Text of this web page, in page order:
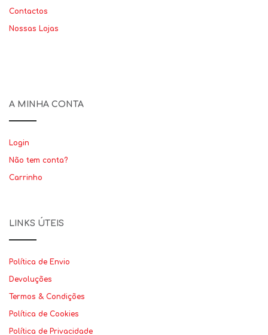
Contactos
Nossas Lojas
A MINHA CONTA
Login
Não tem conta?
Carrinho
LINKS ÚTEIS
Política de Envio
Devoluções
Termos & Condições
Política de Cookies
Política de Privacidade